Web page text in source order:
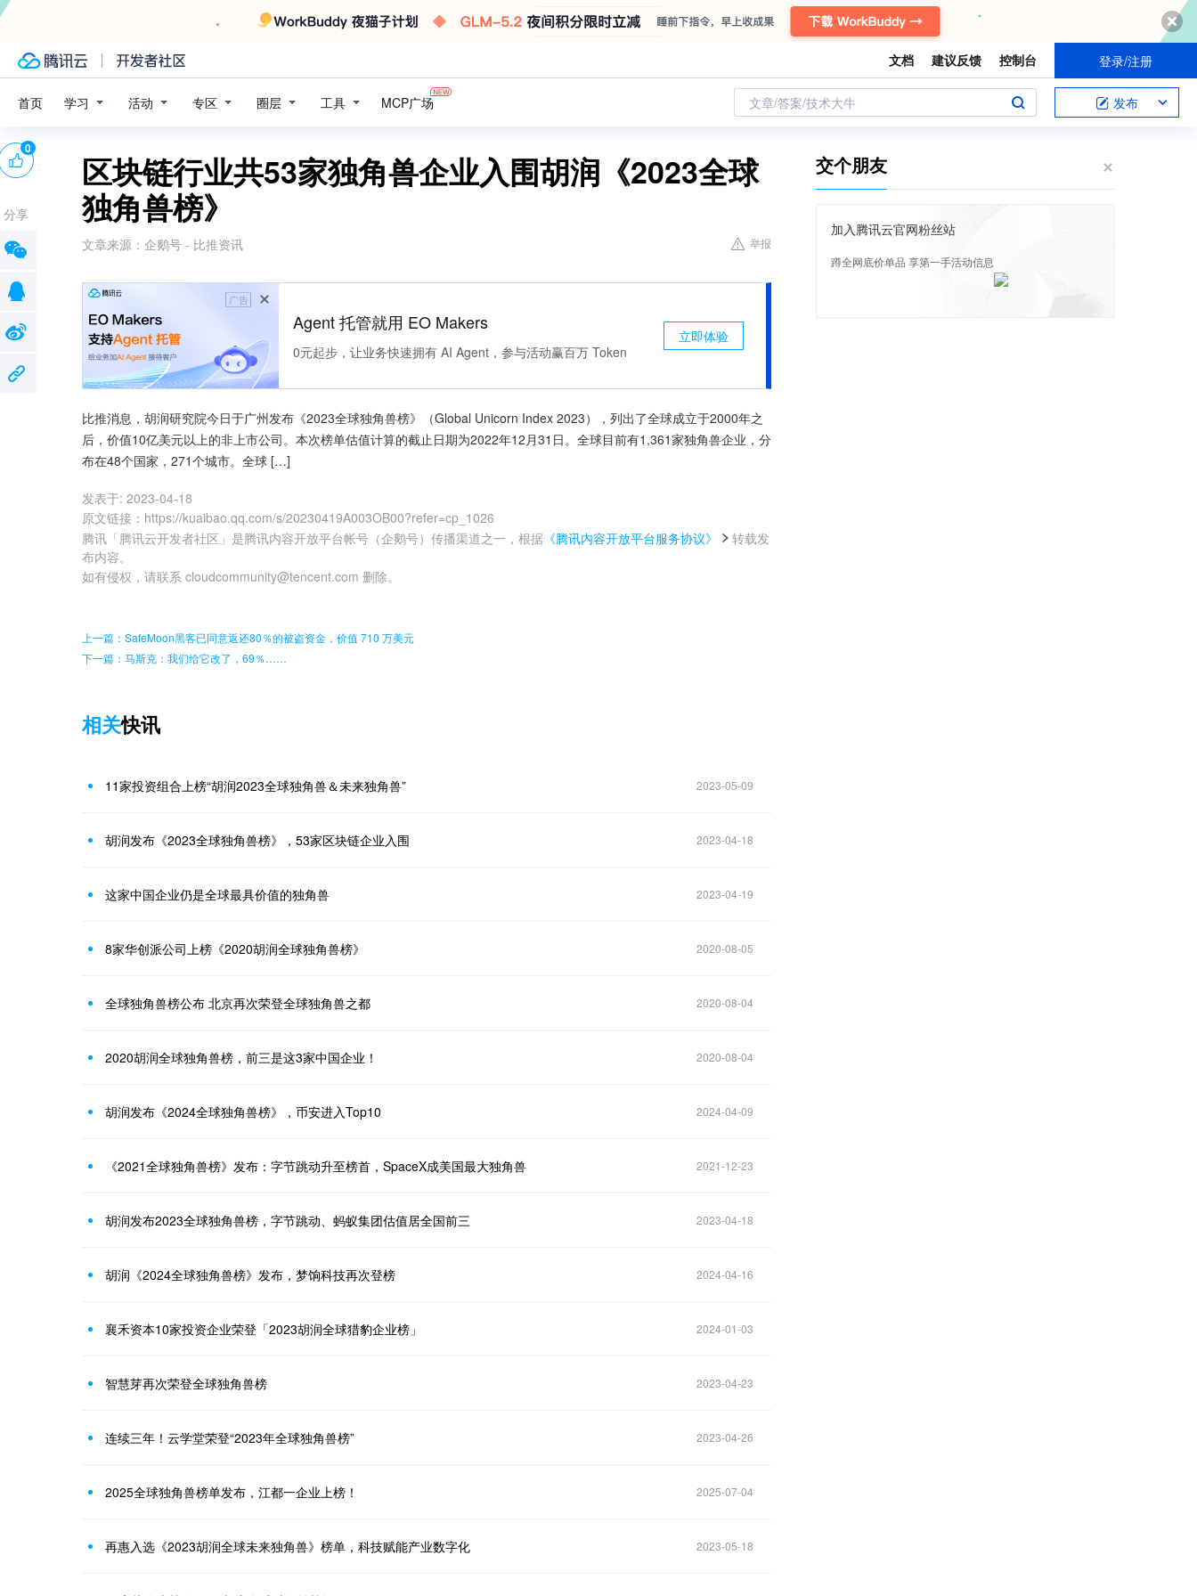
文档 建议反馈 控制台 登录/注册
首页 学习 活动 专区 圈层 工具 MCP广场 文章/答案/技术大牛 发布
区块链行业共53家独角兽企业入围胡润《2023全球
独角兽榜》
文章来源： 企鹅号 - 比推资讯 举报
广告
Agent 托管就用 EO Makers
0元起步，让业务快速拥有 AI Agent，参与活动赢百万 Token
立即体验
比推消息，胡润研究院今日于广州发布《2023全球独角兽榜》（Global Unicorn Index 2023），列出了全球成立于2000年之
后，价值10亿美元以上的非上市公司。本次榜单估值计算的截止日期为2022年12月31日。全球目前有1,361家独角兽企业，分
布在48个国家，271个城市。全球 […]
发表于: 2023-04-18
原文链接 ： https://kuaibao.qq.com/s/20230419A003OB00?refer=cp_1026
腾讯「腾讯云开发者社区」是腾讯内容开放平台帐号（企鹅号）传播渠道之一，根据 《腾讯内容开放平台服务协议》
转载发
布内容。
如有侵权，请联系 cloudcommunity@tencent.com 删除。
0
分享
上一篇：SafeMoon黑客已同意返还80％的被盗资金，价值 710 万美元
下一篇：马斯克：我们给它改了，69％……
相关快讯
11家投资组合上榜“胡润2023全球独角兽＆未来独角兽” 2023-05-09
胡润发布《2023全球独角兽榜》，53家区块链企业入围 2023-04-18
这家中国企业仍是全球最具价值的独角兽 2023-04-19
8家华创派公司上榜《2020胡润全球独角兽榜》 2020-08-05
全球独角兽榜公布 北京再次荣登全球独角兽之都 2020-08-04
2020胡润全球独角兽榜，前三是这3家中国企业！ 2020-08-04
胡润发布《2024全球独角兽榜》，币安进入Top10 2024-04-09
《2021全球独角兽榜》发布：字节跳动升至榜首，SpaceX成美国最大独角兽 2021-12-23
胡润发布2023全球独角兽榜，字节跳动、蚂蚁集团估值居全国前三 2023-04-18
胡润《2024全球独角兽榜》发布，梦饷科技再次登榜 2024-04-16
襄禾资本10家投资企业荣登「2023胡润全球猎豹企业榜」 2024-01-03
智慧芽再次荣登全球独角兽榜 2023-04-23
连续三年！云学堂荣登“2023年全球独角兽榜” 2023-04-26
2025全球独角兽榜单发布，江都一企业上榜！ 2025-07-04
再惠入选《2023胡润全球未来独角兽》榜单，科技赋能产业数字化 2023-05-18
交个朋友
加入腾讯云官网粉丝站
蹲全网底价单品 享第一手活动信息